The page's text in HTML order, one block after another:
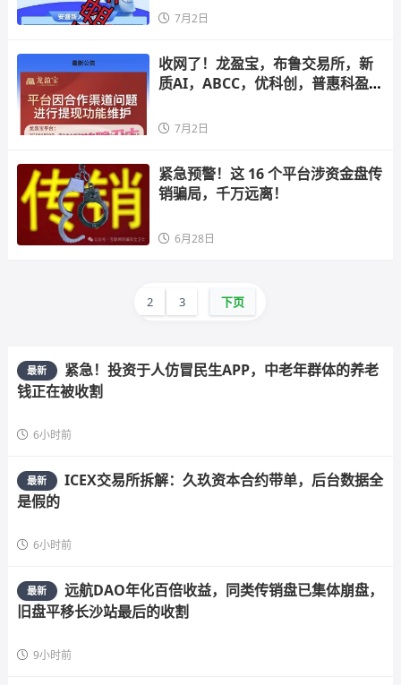
7月2日
收网了！龙盈宝，布鲁交易所，新
质AI，ABCC，优科创，普惠科盈
付），AC生活这几个资金盘项目正
7月2日
紧急预警！这 16 个平台涉资金盘传
销骗局，千万远离！
6月28日
2 3 下页
最新
紧急！投资于人仿冒民生APP，中老年群体的养老
钱正在被收割
6小时前
最新
ICEX交易所拆解：久玖资本合约带单，后台数据全
是假的
6小时前
最新
远航DAO年化百倍收益，同类传销盘已集体崩盘，
旧盘平移长沙站最后的收割
9小时前